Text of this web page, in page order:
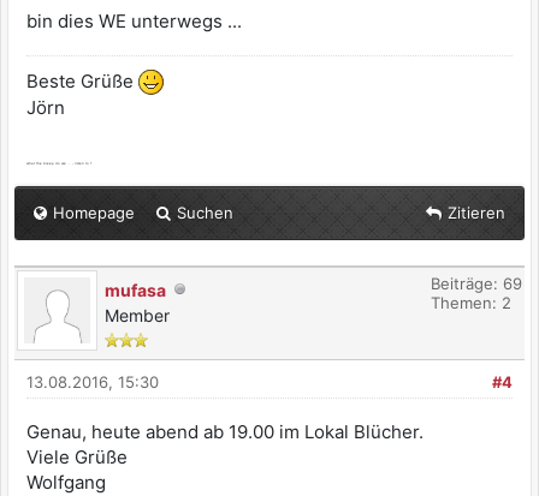
bin dies WE unterwegs ...
Beste Grüße
Jörn
what the bleep do we ... - listen to ?
Homepage Suchen Zitieren
mufasa
Member
Beiträge: 69
Themen: 2
#4
13.08.2016, 15:30
Genau, heute abend ab 19.00 im Lokal Blücher.
Viele Grüße
Wolfgang